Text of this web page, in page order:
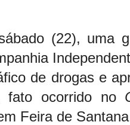
(22), uma
de drogas e
fato ocorrido no
Feira de